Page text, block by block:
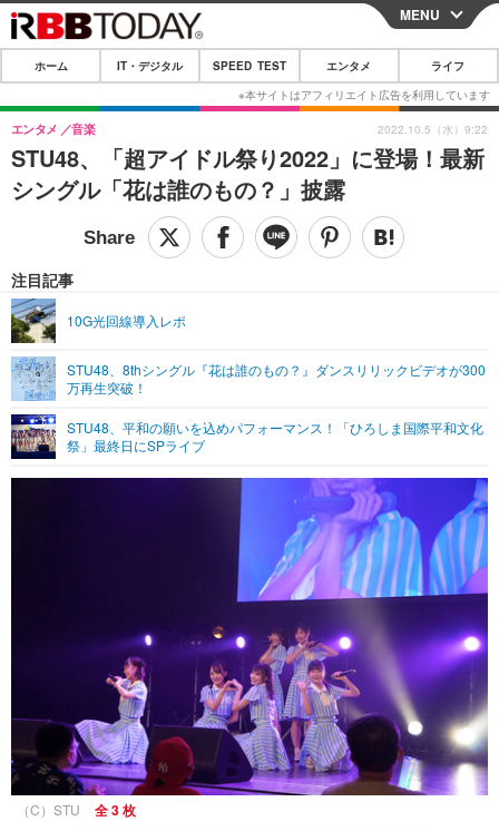
CLOSE
ホーム
IT・デジタル
IT・デジタルTOP スマートフォン
ショッピング その他
SPEED TEST
エンタメTOP 映画・ドラマ
グラビア
ショッピング その他
ライフTOP
その他
リリース一覧
プッシュ通知の停止方法
MENU
ホーム IT・デジタル SPEED TEST エンタメ ライフ
STU48、「超アイドル祭り2022」に登場！最新
シングル「花は誰のもの？」披露
エンタメ 音楽
注目記事
10G光回線導入レポ
STU48、8thシングル『花は誰のもの？』ダンスリリックビデオが300
万再生突破！
STU48、平和の願いを込めパフォーマンス！「ひろしま国際平和文化
祭」最終日にSPライブ
2022.10.5（水）9:22
（C）STU 全 3 枚